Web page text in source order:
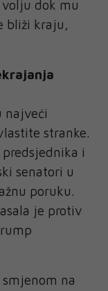
dok mu
bliži kraju,
najveći
stranke.
i
senatori u
poruku.
je protiv
na